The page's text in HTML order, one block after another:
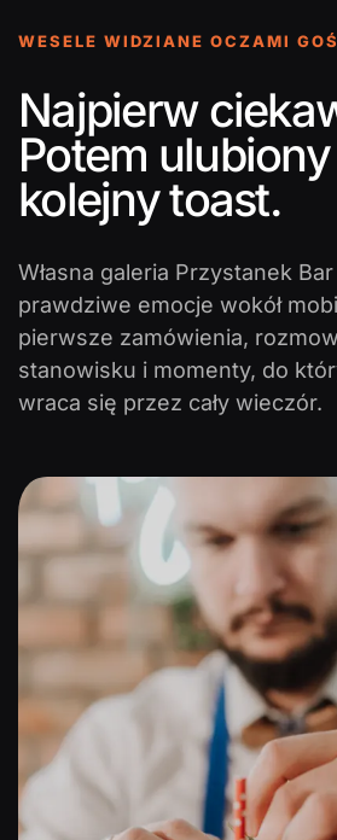
WESELE WIDZIANE OCZAMI
Najpierw
Potem
kolejny toast.
Własna galeria Przystanek
prawdziwe emocje wokół
pierwsze zamówienia,
stanowisku i momenty, do
wraca się przez cały wieczór.